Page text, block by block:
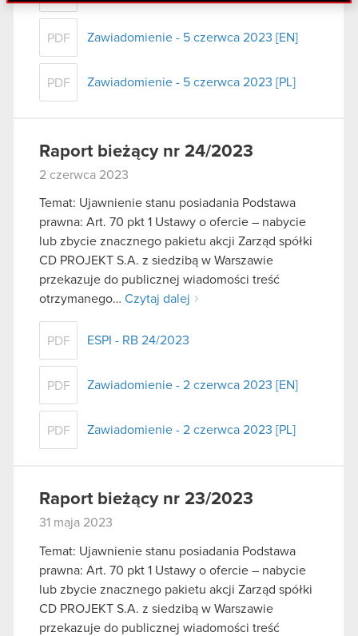
danymi otrzymanymi od Ciebie lub uzyskanymi
podczas korzystania z ich usług. Kontynuując
korzystanie z naszej witryny, zgadasz się na
używanie plików cookie.
PDF Zawiadomienie - 5 czerwca 2023 [EN]
PDF Zawiadomienie - 5 czerwca 2023 [PL]
Raport bieżący nr 24/2023
2 czerwca 2023
Temat: Ujawnienie stanu posiadania Podstawa
prawna: Art. 70 pkt 1 Ustawy o ofercie – nabycie
lub zbycie znacznego pakietu akcji Zarząd spółki
CD PROJEKT S.A. z siedzibą w Warszawie
przekazuje do publicznej wiadomości treść
otrzymanego… Czytaj dalej
PDF ESPI - RB 24/2023
PDF Zawiadomienie - 2 czerwca 2023 [EN]
PDF Zawiadomienie - 2 czerwca 2023 [PL]
Raport bieżący nr 23/2023
31 maja 2023
Temat: Ujawnienie stanu posiadania Podstawa
prawna: Art. 70 pkt 1 Ustawy o ofercie – nabycie
lub zbycie znacznego pakietu akcji Zarząd spółki
CD PROJEKT S.A. z siedzibą w Warszawie
przekazuje do publicznej wiadomości treść